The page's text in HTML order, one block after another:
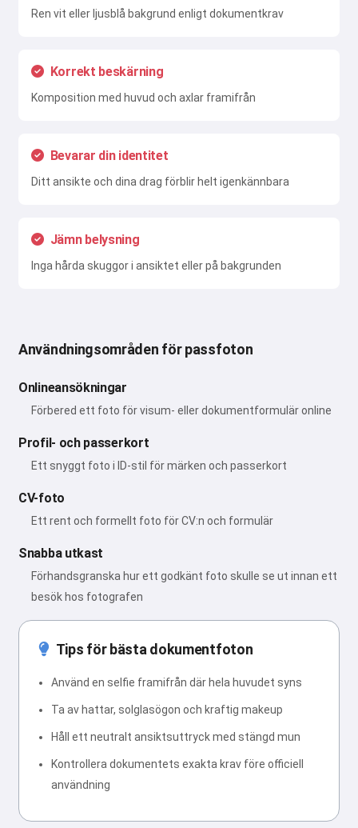
Ren vit eller ljusblå bakgrund enligt dokumentkrav
Korrekt beskärning
Komposition med huvud och axlar framifrån
Bevarar din identitet
Ditt ansikte och dina drag förblir helt igenkännbara
Jämn belysning
Inga hårda skuggor i ansiktet eller på bakgrunden
Användningsområden för passfoton
Onlineansökningar
Förbered ett foto för visum- eller dokumentformulär online
Profil- och passerkort
Ett snyggt foto i ID-stil för märken och passerkort
CV-foto
Ett rent och formellt foto för CV:n och formulär
Snabba utkast
Förhandsgranska hur ett godkänt foto skulle se ut innan ett
besök hos fotografen
Tips för bästa dokumentfoton
Använd en selfie framifrån där hela huvudet syns
Ta av hattar, solglasögon och kraftig makeup
Håll ett neutralt ansiktsuttryck med stängd mun
Kontrollera dokumentets exakta krav före officiell
användning